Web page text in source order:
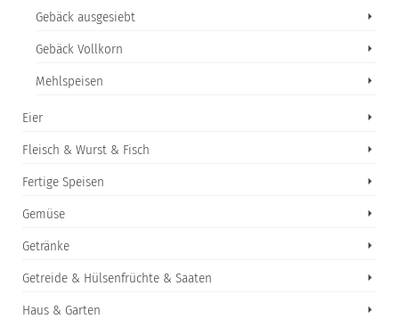
Gebäck ausgesiebt
Gebäck Vollkorn
Mehlspeisen
Eier
Fleisch & Wurst & Fisch
Fertige Speisen
Gemüse
Getränke
Getreide & Hülsenfrüchte & Saaten
Haus & Garten